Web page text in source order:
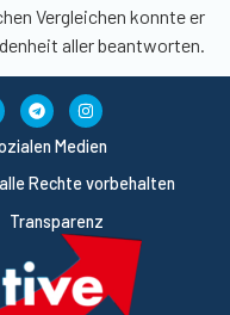
Vergleichen konnte er
aller beantworten.
Rechte vorbehalten
Transparenz
Medien